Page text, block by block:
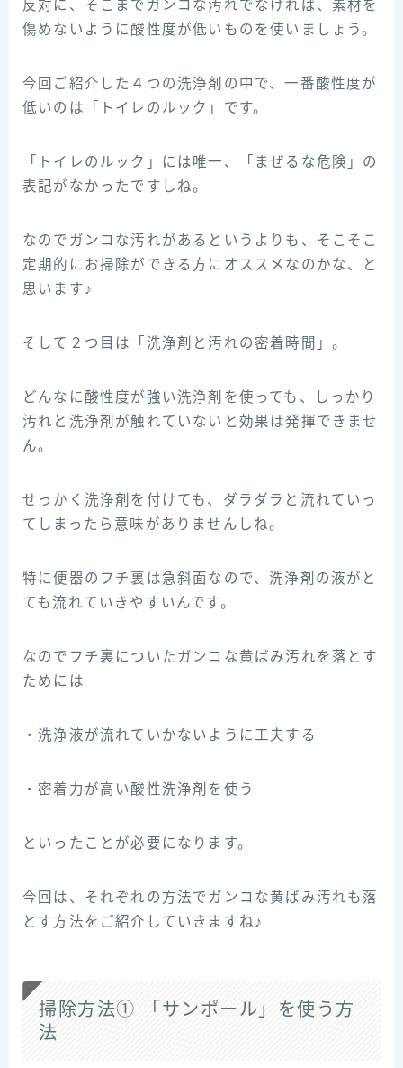
反対に、そこまでガンコな汚れでなければ、素材を
傷めないように酸性度が低いものを使いましょう。
今回ご紹介した４つの洗浄剤の中で、一番酸性度が
低いのは「トイレのルック」です。
「トイレのルック」には唯一、「まぜるな危険」の
表記がなかったですしね。
なのでガンコな汚れがあるというよりも、そこそこ
定期的にお掃除ができる方にオススメなのかな、と
思います♪
そして２つ目は「洗浄剤と汚れの密着時間」。
どんなに酸性度が強い洗浄剤を使っても、しっかり
汚れと洗浄剤が触れていないと効果は発揮できませ
ん。
せっかく洗浄剤を付けても、ダラダラと流れていっ
てしまったら意味がありませんしね。
特に便器のフチ裏は急斜面なので、洗浄剤の液がと
ても流れていきやすいんです。
なのでフチ裏についたガンコな黄ばみ汚れを落とす
ためには
・洗浄液が流れていかないように工夫する
・密着力が高い酸性洗浄剤を使う
といったことが必要になります。
今回は、それぞれの方法でガンコな黄ばみ汚れも落
とす方法をご紹介していきますね♪
掃除方法① 「サンポール」を使う方
法